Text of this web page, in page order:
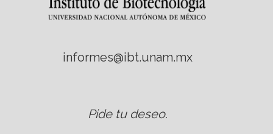
informes@ibt.unam.mx
Pide tu deseo.